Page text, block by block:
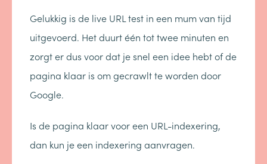
Gelukkig is de live URL test in een mum van tijd
uitgevoerd. Het duurt één tot twee minuten en
zorgt er dus voor dat je snel een idee hebt of de
pagina klaar is om gecrawlt te worden door
Google.
Is de pagina klaar voor een URL-indexering,
dan kun je een indexering aanvragen.